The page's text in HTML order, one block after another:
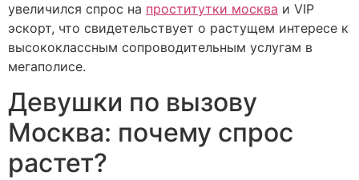
увеличился спрос на проститутки москва и VIP
эскорт, что свидетельствует о растущем интересе к
высококлассным сопроводительным услугам в
мегаполисе.
Девушки по вызову
Москва: почему спрос
растет?